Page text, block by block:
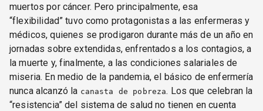
muertos por cáncer. Pero principalmente, esa
“flexibilidad” tuvo como protagonistas a las enfermeras y
médicos, quienes se prodigaron durante más de un año en
jornadas sobre extendidas, enfrentados a los contagios, a
la muerte y, finalmente, a las condiciones salariales de
miseria. En medio de la pandemia, el básico de enfermería
nunca alcanzó la canasta de pobreza. Los que celebran la
“resistencia” del sistema de salud no tienen en cuenta